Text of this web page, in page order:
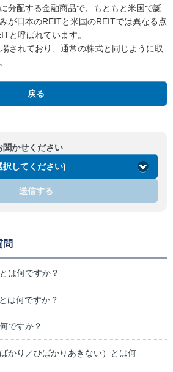
分配する金融商品で、もともと米国で誕
が日本のREITと米国のREITでは異なる点
と呼ばれています。
されており、通常の株式と同じように取
戻る
聞かせください
択してください)
送信する
問
は何ですか？
は何ですか？
ですか？
かり／ひばかりあきない）とは何